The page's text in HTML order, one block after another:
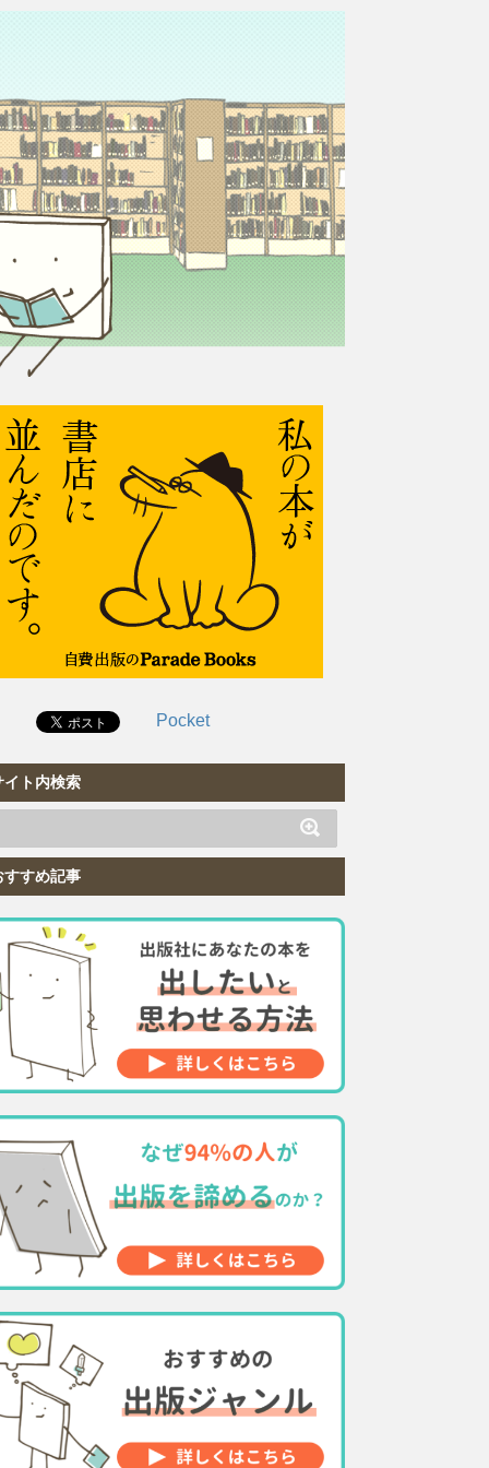
Pocket
イト内検索
すすめ記事